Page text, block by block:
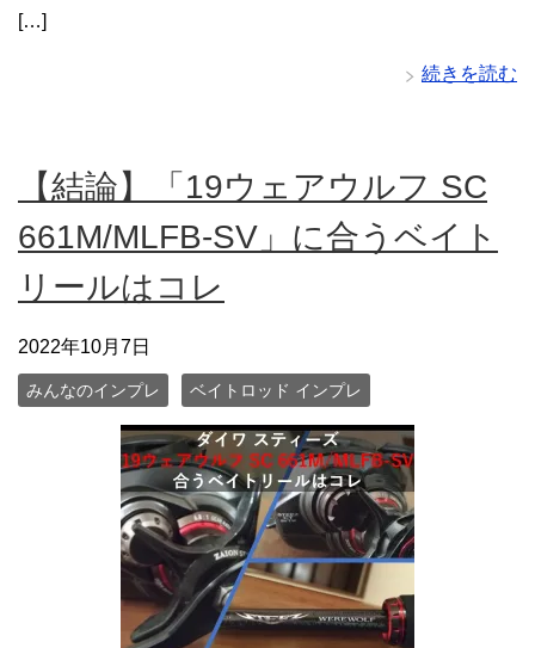
[…]
続きを読む
【結論】「19ウェアウルフ SC
661M/MLFB-SV」に合うベイト
リールはコレ
2022年10月7日
みんなのインプレ ベイトロッド インプレ